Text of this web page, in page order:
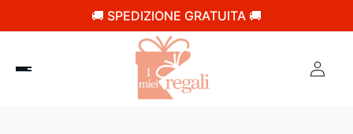
🚚 SPEDIZIONE GRATUITA 🚚